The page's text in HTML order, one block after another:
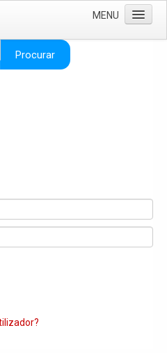
MENU
de Inércia
Procurar